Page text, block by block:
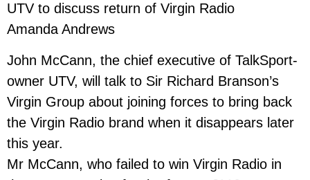
UTV to discuss return of Virgin Radio
Amanda Andrews
John McCann, the chief executive of TalkSport-
owner UTV, will talk to Sir Richard Branson’s
Virgin Group about joining forces to bring back
the Virgin Radio brand when it disappears later
this year.
Mr McCann, who failed to win Virgin Radio in